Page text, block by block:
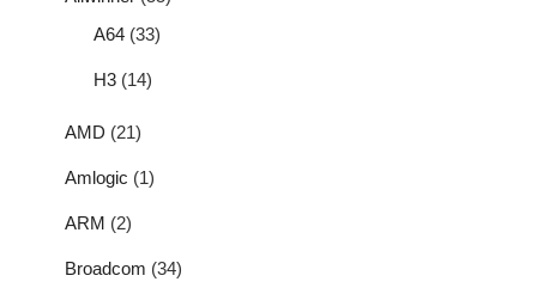
A64 (33)
H3 (14)
AMD (21)
Amlogic (1)
ARM (2)
Broadcom (34)